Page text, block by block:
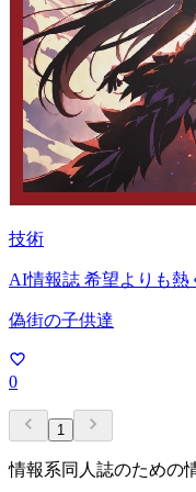
技術
AI情報誌 希望よりも
偽街の子供達
0
1
情報系同人誌のための